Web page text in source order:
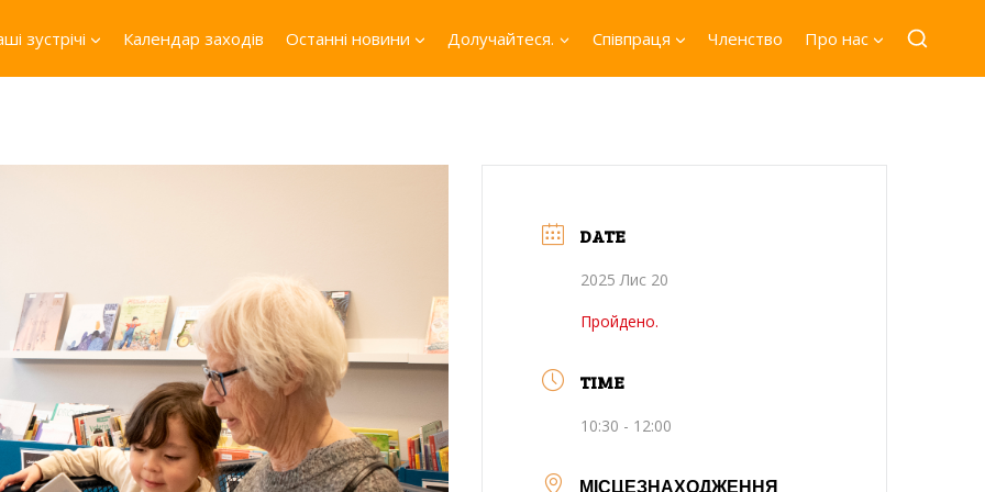
зустрічі Календар заходів Останні новини Долучайтеся. Співпраця Членство Про нас
DATE
2025 Лис 20
Пройдено.
TIME
10:30 - 12:00
МІСЦЕЗНАХОДЖЕННЯ